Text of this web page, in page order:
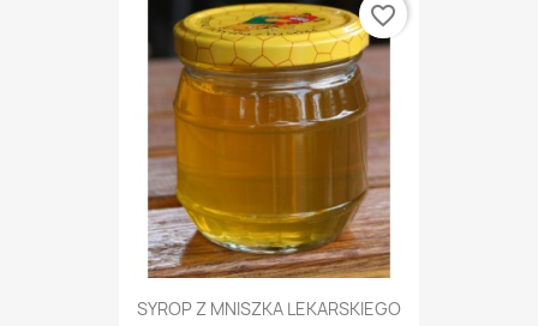
SYROP Z MNISZKA LEKARSKIEGO
favorite_border